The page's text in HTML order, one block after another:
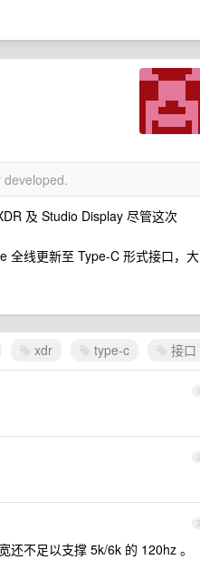
及 Studio Display 尽管这次
全线更新至 Type-C 形式接口，大
xdr type-c 接口
1
2
3
不足以支撑 5k/6k 的 120hz 。